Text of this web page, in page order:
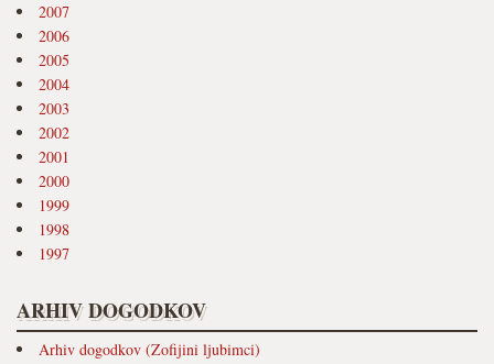
2007
2006
2005
2004
2003
2002
2001
2000
1999
1998
1997
ARHIV DOGODKOV
Arhiv dogodkov (Zofijini ljubimci)